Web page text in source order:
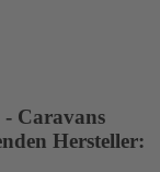
Caravans
Hersteller: